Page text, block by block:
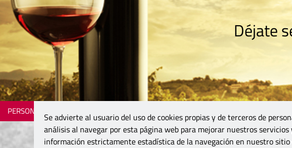
Déjate
PERSONAJES
Se advierte al usuario del uso de cookies propias y de terceros de
análisis al navegar por esta página web para mejorar nuestros
información estrictamente estadística de la navegación en nuestro sitio